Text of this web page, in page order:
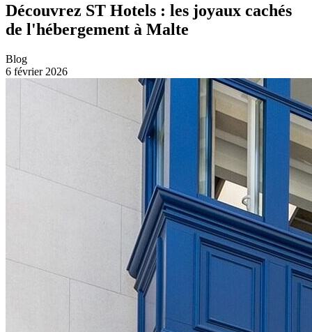
Découvrez ST Hotels : les joyaux cachés
de l'hébergement à Malte
Blog
6 février 2026